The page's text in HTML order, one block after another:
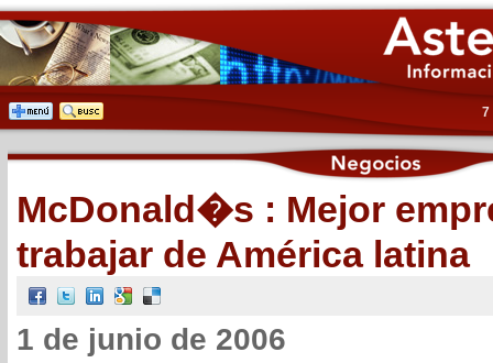
7
McDonald�s : Mejor
trabajar de América latina
1 de junio de 2006